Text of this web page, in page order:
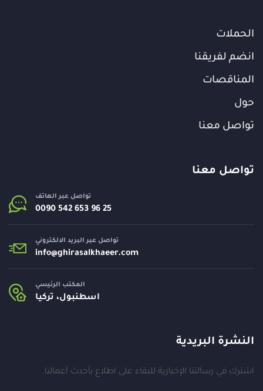
الحملات
انضم لفريقنا
المناقصات
حول
تواصل معنا
تواصل معنا
تواصل عبر الهاتف
تواصل عبر البريد الالكتروني
info@ghirasalkhaeer.com
المكتب الرئيسي
اسطنبول، تركيا
النشرة البريدية
اشترك في رسالتنا الإخبارية للبقاء على اطلاع بأحدث أعمالنا.